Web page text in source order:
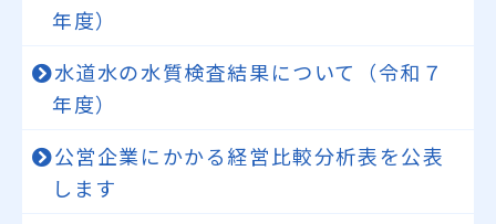
年度）
水道水の水質検査結果について（令和７
年度）
公営企業にかかる経営比較分析表を公表
します